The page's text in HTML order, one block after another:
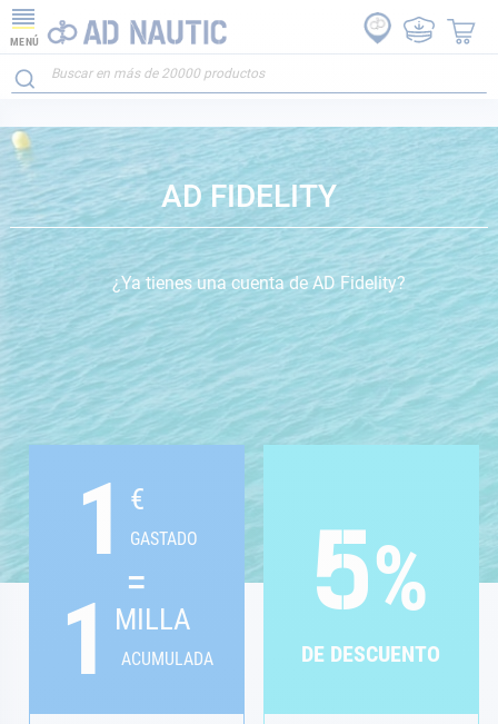
MENÚ
AD FIDELITY
¿Ya tienes una cuenta de AD Fidelity?
1 €
GASTADO
=
1 MILLA
ACUMULADA
5%
DE DESCUENTO